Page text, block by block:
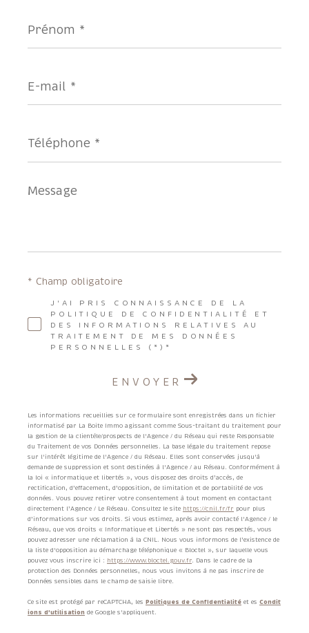
*
mail
*
*
Message
J'AI PRIS CONNAISSANCE DE LA
POLITIQUE DE CONFIDENTIALITÉ ET
DES INFORMATIONS RELATIVES AU
TRAITEMENT DE MES DONNÉES
PERSONNELLES (*)*
* Champ obligatoire
ENVOYER
Les informations recueillies sur ce formulaire sont enregistrées dans un fichier
informatisé par La Boite Immo agissant comme Sous-traitant du traitement pour
la gestion de la clientèle/prospects de l'Agence / du Réseau qui reste Responsable
du Traitement de vos Données personnelles. La base légale du traitement repose
sur l'intérêt légitime de l'Agence / du Réseau. Elles sont conservées jusqu'à
demande de suppression et sont destinées à l'Agence / au Réseau. Conformément à
la loi « informatique et libertés », vous disposez des droits d’accès, de
rectification, d’effacement, d’opposition, de limitation et de portabilité de vos
données. Vous pouvez retirer votre consentement à tout moment en contactant
directement l’Agence / Le Réseau. Consultez le site https://cnil.fr/fr pour plus
d’informations sur vos droits. Si vous estimez, après avoir contacté l'Agence / le
Réseau, que vos droits « Informatique et Libertés » ne sont pas respectés, vous
pouvez adresser une réclamation à la CNIL. Nous vous informons de l’existence de
la liste d'opposition au démarchage téléphonique « Bloctel », sur laquelle vous
pouvez vous inscrire ici : https://www.bloctel.gouv.fr. Dans le cadre de la
protection des Données personnelles, nous vous invitons à ne pas inscrire de
Données sensibles dans le champ de saisie libre.
Ce site est protégé par reCAPTCHA, les Politiques de Confidentialité et es Condit
ions d'utilisation de Google s'appliquent.